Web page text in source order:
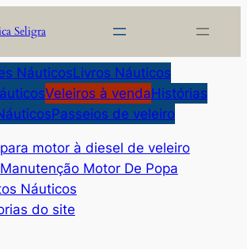
Seligra
NáuticosLivros Náuticos
Veleiros à vendaHistórias
Passeios de veleiro
motor à diesel de veleiro
Motor De Popa
Náuticos
do site